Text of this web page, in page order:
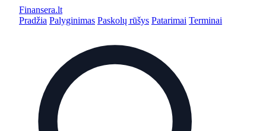
Finansera.lt
Pradžia Palyginimas Paskolų rūšys Patarimai Terminai